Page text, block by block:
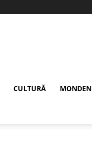
CULTURĂ MONDEN